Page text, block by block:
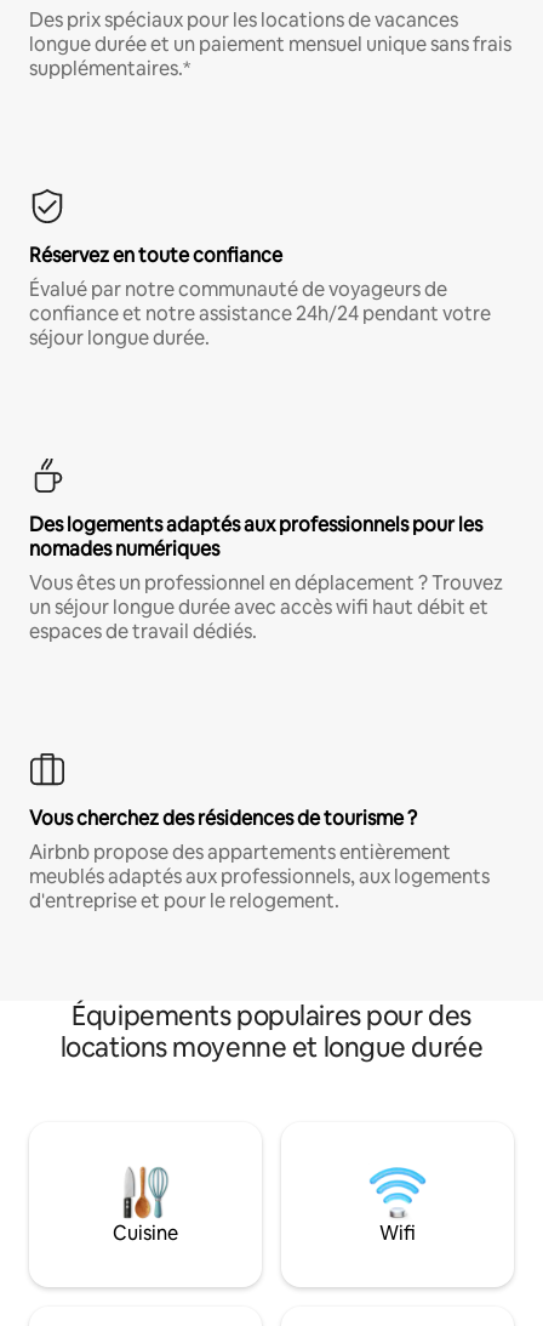
Des prix spéciaux pour les locations de vacances
longue durée et un paiement mensuel unique sans frais
supplémentaires.*
Réservez en toute confiance
Évalué par notre communauté de voyageurs de
confiance et notre assistance 24h/24 pendant votre
séjour longue durée.
Des logements adaptés aux professionnels pour les
nomades numériques
Vous êtes un professionnel en déplacement ? Trouvez
un séjour longue durée avec accès wifi haut débit et
espaces de travail dédiés.
Vous cherchez des résidences de tourisme ?
Airbnb propose des appartements entièrement
meublés adaptés aux professionnels, aux logements
d'entreprise et pour le relogement.
Équipements populaires pour des
locations moyenne et longue durée
Cuisine Wifi